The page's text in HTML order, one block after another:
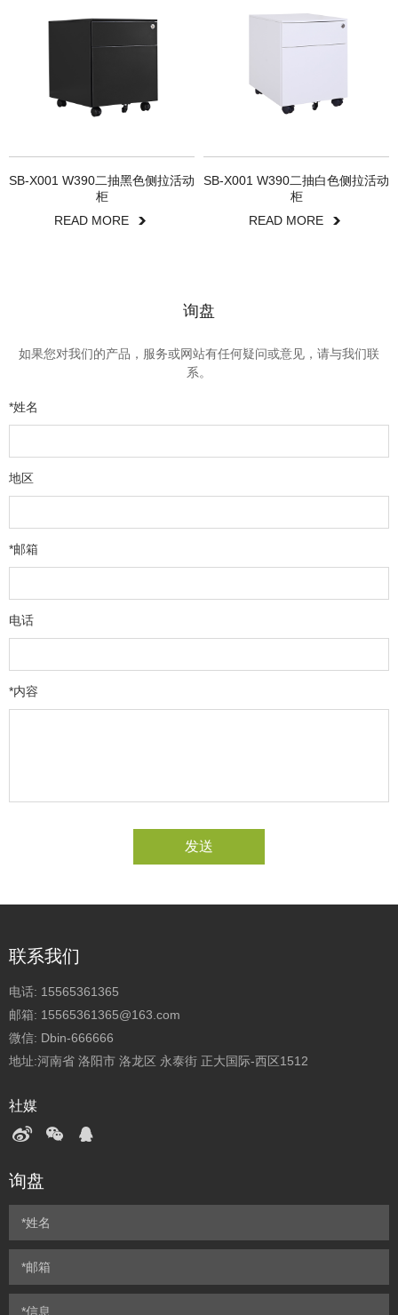
SB-X001 W390二抽黑色侧拉活动
柜
READ MORE
SB-X001 W390二抽白色侧拉活动
柜
READ MORE
询盘
如果您对我们的产品，服务或网站有任何疑问或意见，请与我们联
系。
*姓名
地区
*邮箱
电话
*内容
发送
联系我们
电话: 15565361365
邮箱: 15565361365@163.com
微信: Dbin-666666
地址:河南省 洛阳市 洛龙区 永泰街 正大国际-西区1512
社媒
询盘